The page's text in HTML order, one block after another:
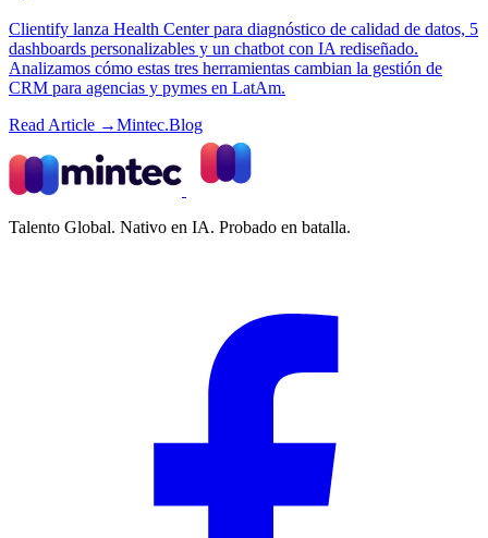
Clientify lanza Health Center para diagnóstico de calidad de datos, 5
dashboards personalizables y un chatbot con IA rediseñado.
Analizamos cómo estas tres herramientas cambian la gestión de
CRM para agencias y pymes en LatAm.
Read Article →Mintec.Blog
Talento Global. Nativo en IA. Probado en batalla.